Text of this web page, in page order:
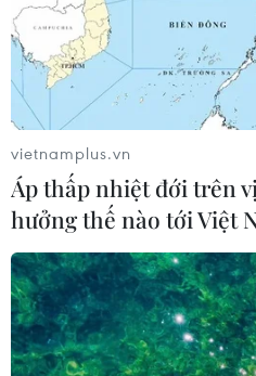
vietnamplus.vn
Áp thấp nhiệt đới trên
hưởng thế nào tới Việt